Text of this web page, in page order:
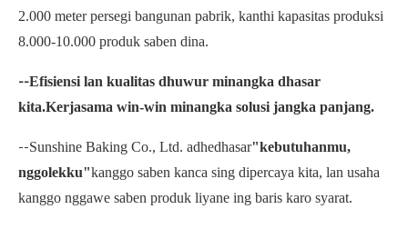
2.000 meter persegi bangunan pabrik, kanthi kapasitas produksi
8.000-10.000 produk saben dina.
--Efisiensi lan kualitas dhuwur minangka dhasar
kita.Kerjasama win-win minangka solusi jangka panjang.
--Sunshine Baking Co., Ltd. adhedhasar"kebutuhanmu,
nggolekku"kanggo saben kanca sing dipercaya kita, lan usaha
kanggo nggawe saben produk liyane ing baris karo syarat.